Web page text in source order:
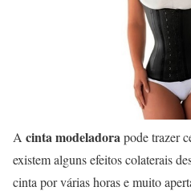
A cinta modeladorapode trazer
existem alguns efeitos colaterais
cinta por várias horas e muito